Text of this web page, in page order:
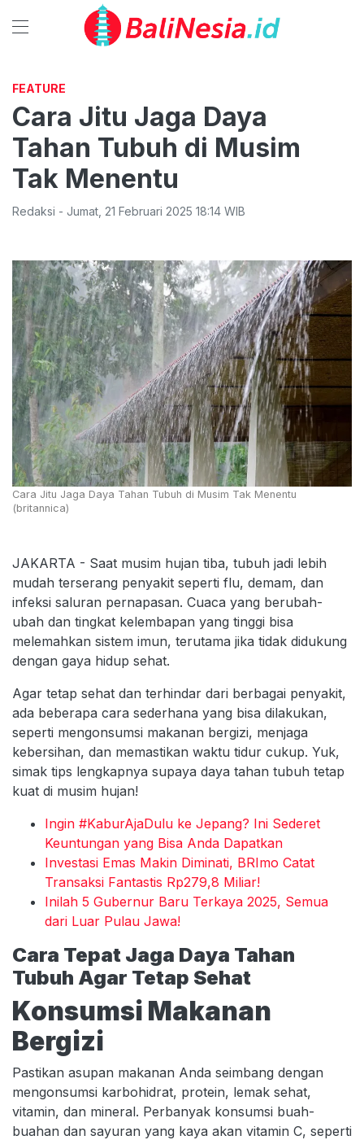
FEATURE
Cara Jitu Jaga Daya
Tahan Tubuh di Musim
Tak Menentu
Redaksi - Jumat 21 Februari 2025 18:14 WIB
Cara Jitu Jaga Daya Tahan Tubuh di Musim Tak Menentu
(britannica)
JAKARTA - Saat musim hujan tiba, tubuh jadi lebih
mudah terserang penyakit seperti flu, demam, dan
infeksi saluran pernapasan. Cuaca yang berubah-
ubah dan tingkat kelembapan yang tinggi bisa
melemahkan sistem imun, terutama jika tidak didukung
dengan gaya hidup sehat.
Agar tetap sehat dan terhindar dari berbagai penyakit,
ada beberapa cara sederhana yang bisa dilakukan,
seperti mengonsumsi makanan bergizi, menjaga
kebersihan, dan memastikan waktu tidur cukup. Yuk,
simak tips lengkapnya supaya daya tahan tubuh tetap
kuat di musim hujan!
Ingin #KaburAjaDulu ke Jepang? Ini Sederet
Keuntungan yang Bisa Anda Dapatkan
Investasi Emas Makin Diminati, BRImo Catat
Transaksi Fantastis Rp279,8 Miliar!
Inilah 5 Gubernur Baru Terkaya 2025, Semua
dari Luar Pulau Jawa!
Cara Tepat Jaga Daya Tahan
Tubuh Agar Tetap Sehat
Konsumsi Makanan
Bergizi
Pastikan asupan makanan Anda seimbang dengan
mengonsumsi karbohidrat, protein, lemak sehat,
vitamin, dan mineral. Perbanyak konsumsi buah-
buahan dan sayuran yang kaya akan vitamin C, seperti